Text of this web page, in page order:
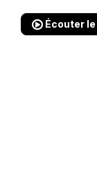
Écouter